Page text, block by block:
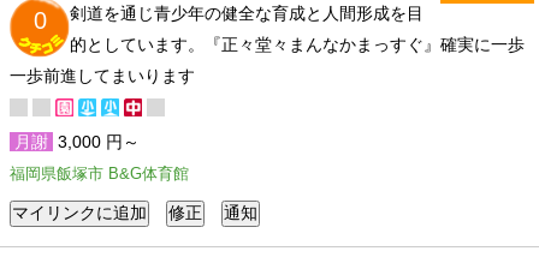
0
剣道を通じ青少年の健全な育成と人間形成を目
的としています。『正々堂々まんなかまっすぐ』確実に一歩
一歩前進してまいります
月謝 3,000 円～
福岡県飯塚市 B&G体育館